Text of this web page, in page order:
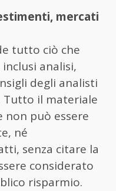
mercati
tutto ciò che
analisi,
degli analisti
Tutto il materiale
può essere
né
senza citare la
considerato
risparmio.